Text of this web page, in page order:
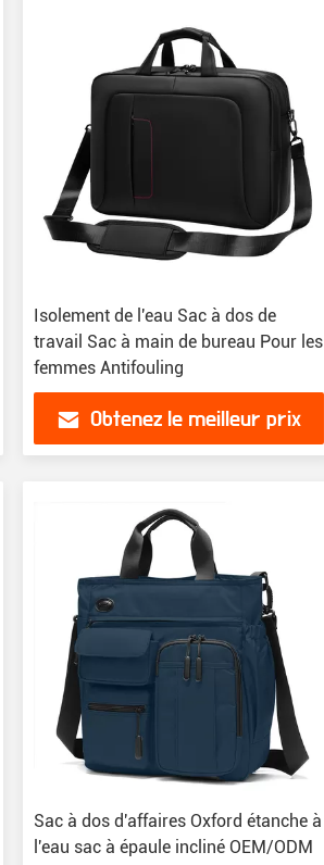
Isolement de l'eau Sac à dos de
travail Sac à main de bureau Pour les
femmes Antifouling
Obtenez le meilleur prix
Sac à dos d'affaires Oxford étanche à
l'eau sac à épaule incliné OEM/ODM